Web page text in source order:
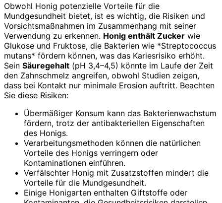
Obwohl Honig potenzielle Vorteile für die
Mundgesundheit bietet, ist es wichtig, die Risiken und
Vorsichtsmaßnahmen im Zusammenhang mit seiner
Verwendung zu erkennen. Honig enthält Zucker wie
Glukose und Fruktose, die Bakterien wie *Streptococcus
mutans* fördern können, was das Kariesrisiko erhöht.
Sein Säuregehalt (pH 3,4–4,5) könnte im Laufe der Zeit
den Zahnschmelz angreifen, obwohl Studien zeigen,
dass bei Kontakt nur minimale Erosion auftritt. Beachten
Sie diese Risiken:
Übermäßiger Konsum kann das Bakterienwachstum
fördern, trotz der antibakteriellen Eigenschaften
des Honigs.
Verarbeitungsmethoden können die natürlichen
Vorteile des Honigs verringern oder
Kontaminationen einführen.
Verfälschter Honig mit Zusatzstoffen mindert die
Vorteile für die Mundgesundheit.
Einige Honigarten enthalten Giftstoffe oder